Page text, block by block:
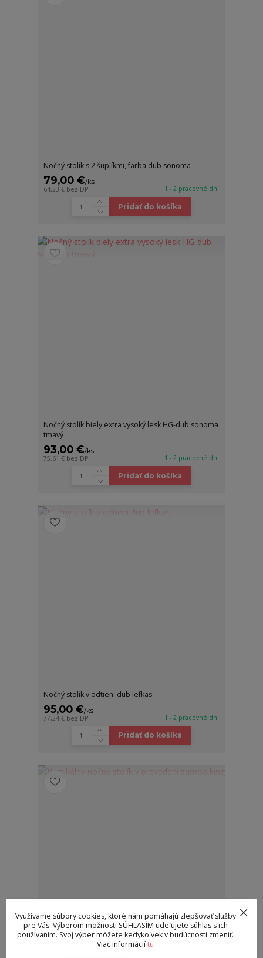
Nočný stolík s 2 šuplíkmi, farba dub sonoma
79,00 €/ks
64,23 € bez DPH 1 - 2 pracovné dni
Pridať do košíka
Nočný stolík biely extra vysoký lesk HG-dub sonoma
tmavý
93,00 €/ks
75,61 € bez DPH 1 - 2 pracovné dni
Pridať do košíka
Nočný stolík v odtieni dub lefkas
95,00 €/ks
77,24 € bez DPH 1 - 2 pracovné dni
Pridať do košíka
Využívame súbory cookies, ktoré nám pomáhajú zlepšovať služby
pre Vás. Výberom možnosti SÚHLASÍM udeľujete súhlas s ich
používaním. Svoj výber môžete kedykoľvek v budúcnosti zmeniť.
Viac informáciítu